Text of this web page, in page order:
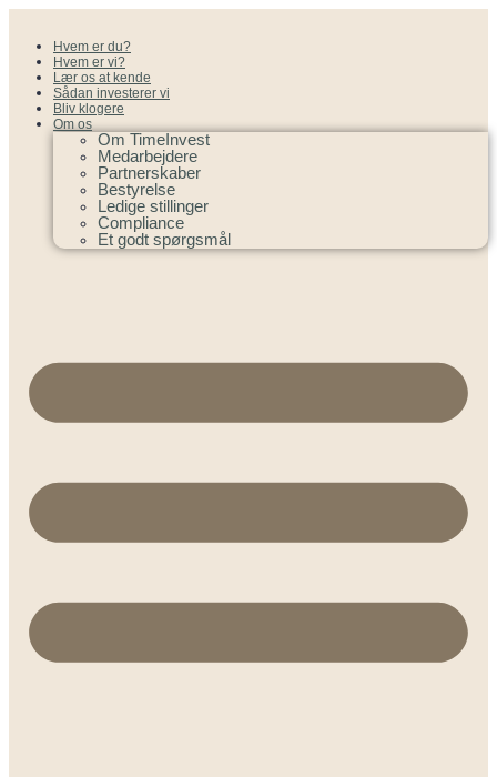
Hvem er du?
Hvem er vi?
Lær os at kende
Sådan investerer vi
Bliv klogere
Om os
Om TimeInvest
Medarbejdere
Partnerskaber
Bestyrelse
Ledige stillinger
Compliance
Et godt spørgsmål